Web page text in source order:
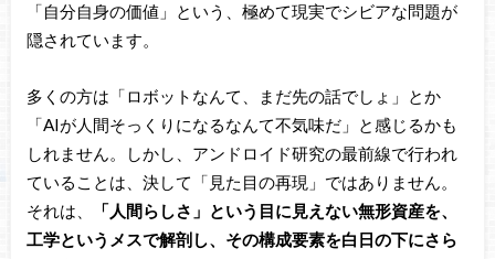
「自分自身の価値」という、極めて現実でシビアな問題が
隠されています。
多くの方は「ロボットなんて、まだ先の話でしょ」とか
「AIが人間そっくりになるなんて不気味だ」と感じるかも
しれません。しかし、アンドロイド研究の最前線で行われ
ていることは、決して「見た目の再現」ではありません。
それは、
「人間らしさ」という目に見えない無形資産を、
工学というメスで解剖し、その構成要素を白日の下にさら